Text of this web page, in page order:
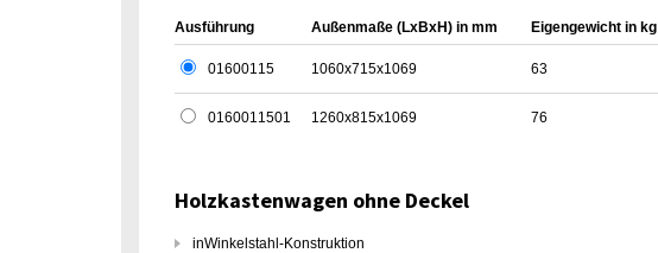
Ausführung Außenmaße (LxBxH) in mm Eigengewicht in kg
01600115 1060x715x1069 63
0160011501 1260x815x1069 76
Holzkastenwagen ohne Deckel
inWinkelstahl-Konstruktion